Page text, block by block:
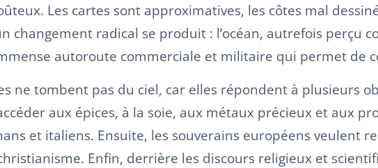
Les cartes sont approximatives, les côtes mal
changement radical se produit : l’océan, autrefois perçu
autoroute commerciale et militaire qui permet de
ne tombent pas du ciel, car elles répondent à plusieurs
aux épices, à la soie, aux métaux précieux et aux
et italiens. Ensuite, les souverains européens veulent
Enfin, derrière les discours religieux et